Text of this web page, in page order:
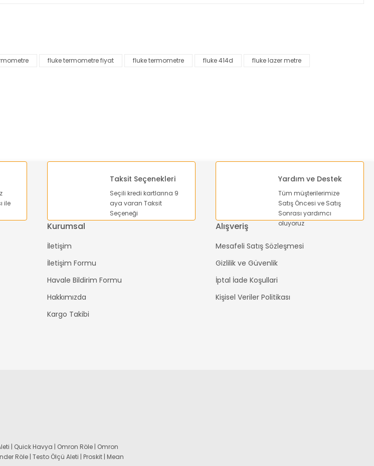
fluke termometre fiyat fluke termometre fluke 414d
fluke lazer metre
ile
Taksit Seçenekleri
Seçili kredi kartlarına 9
aya varan Taksit
Seçeneği
Yardım ve Destek
Tüm müşterilerimize
Satış Öncesi ve Satış
Sonrası yardımcı
oluyoruz
Kurumsal
İletişim
İletişim Formu
Havale Bildirim Formu
Hakkımızda
Kargo Takibi
Alışveriş
Mesafeli Satış Sözleşmesi
Gizlilik ve Güvenlik
İptal İade Koşullari
Kişisel Veriler Politikası
| Quick Havya | Omron Röle | Omron
Röle | Testo Ölçü Aleti | Proskit | Mean